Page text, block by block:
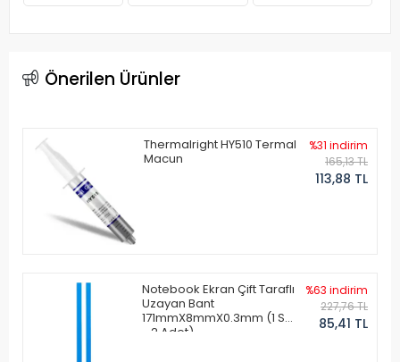
Önerilen Ürünler
Thermalright HY510 Termal
Macun
%31 indirim
165,13 TL
113,88 TL
Notebook Ekran Çift Taraflı
Uzayan Bant
171mmX8mmX0.3mm (1 Set
- 2 Adet)
%63 indirim
227,76 TL
85,41 TL